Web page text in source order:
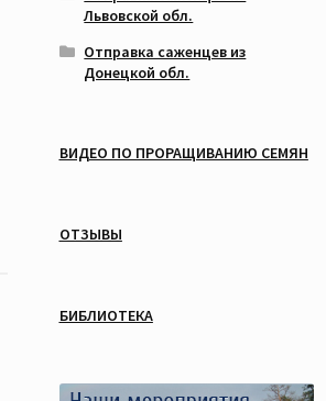
Львовской обл.
Отправка саженцев из
Донецкой обл.
ВИДЕО ПО ПРОРАЩИВАНИЮ СЕМЯН
ОТЗЫВЫ
БИБЛИОТЕКА